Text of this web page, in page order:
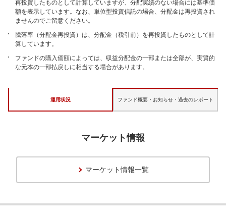
再投資したものとして計算していますが、分配実績のない場合には基準価
額を表示しています。なお、単位型投資信託の場合、分配金は再投資され
ませんのでご留意ください。
騰落率（分配金再投資）は、分配金（税引前）を再投資したものとして計
算しています。
ファンドの購入価額によっては、収益分配金の一部または全部が、実質的
な元本の一部払戻しに相当する場合があります。
運用状況 ファンド概要・お知らせ・ 過去のレポート
マーケット情報
マーケット情報一覧